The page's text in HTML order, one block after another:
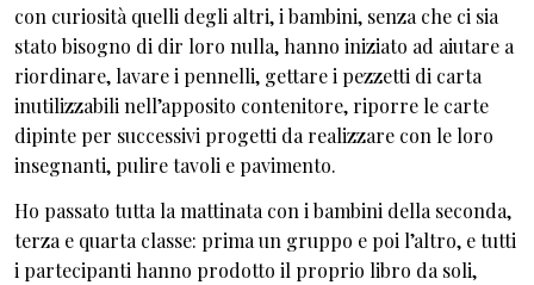
con curiosità quelli degli altri, i bambini, senza che ci sia
stato bisogno di dir loro nulla, hanno iniziato ad aiutare a
riordinare, lavare i pennelli, gettare i pezzetti di carta
inutilizzabili nell’apposito contenitore, riporre le carte
dipinte per successivi progetti da realizzare con le loro
insegnanti, pulire tavoli e pavimento.
Ho passato tutta la mattinata con i bambini della seconda,
terza e quarta classe: prima un gruppo e poi l’altro, e tutti
i partecipanti hanno prodotto il proprio libro da soli,